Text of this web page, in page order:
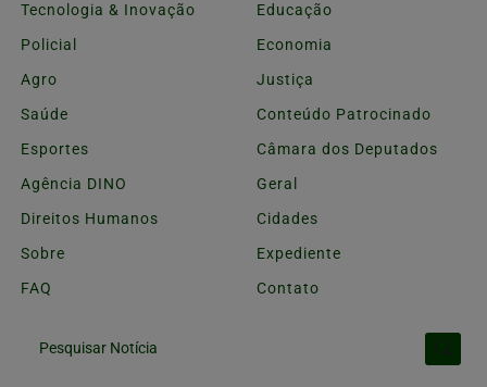
Tecnologia & Inovação
Educação
Policial
Economia
Agro
Justiça
Saúde
Conteúdo Patrocinado
Esportes
Câmara dos Deputados
Agência DINO
Geral
Direitos Humanos
Cidades
Sobre
Expediente
FAQ
Contato
Pesquisar Notícia